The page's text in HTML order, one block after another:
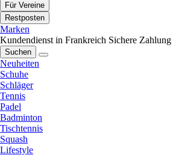
Für Vereine
Restposten
Marken
Kundendienst in Frankreich Sichere Zahlung
Suchen
Neuheiten
Schuhe
Schläger
Tennis
Padel
Badminton
Tischtennis
Squash
Lifestyle